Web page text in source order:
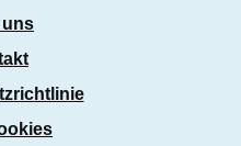
uns